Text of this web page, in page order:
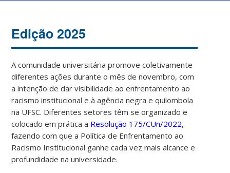
Edição 2025
A comunidade universitária promove coletivamente
diferentes ações durante o mês de novembro, com
a intenção de dar visibilidade ao enfrentamento ao
racismo institucional e à agência negra e quilombola
na UFSC. Diferentes setores têm se organizado e
colocado em prática a Resolução 175/CUn/2022,
fazendo com que a Política de Enfrentamento ao
Racismo Institucional ganhe cada vez mais alcance e
profundidade na universidade.
00:00